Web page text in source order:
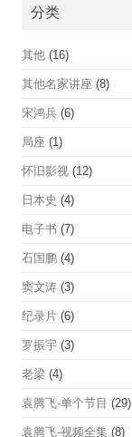
分类
其他 (16)
其他名家讲座 (8)
宋鸿兵 (6)
局座 (1)
怀旧影视 (12)
日本史 (4)
电子书 (7)
石国鹏 (4)
窦文涛 (3)
纪录片 (6)
罗振宇 (3)
老梁 (4)
袁腾飞-单个节目 (29)
袁腾飞-视频全集 (8)